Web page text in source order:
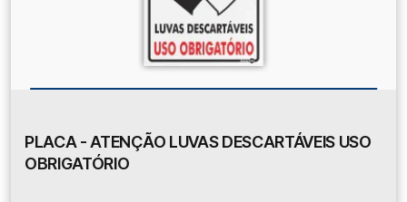
PLACA - ATENÇÃO LUVAS DESCARTÁVEIS USO
OBRIGATÓRIO